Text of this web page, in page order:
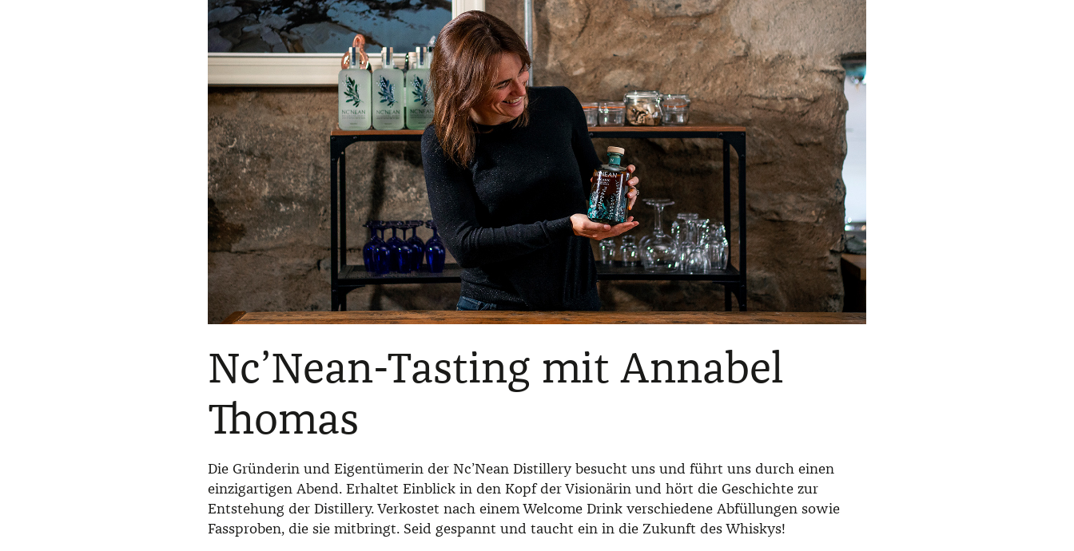
Nc’Nean-Tasting mit Annabel
Thomas
Die Gründerin und Eigentümerin der Nc’Nean Distillery besucht uns und führt uns durch einen
einzigartigen Abend. Erhaltet Einblick in den Kopf der Visionärin und hört die Geschichte zur
Entstehung der Distillery. Verkostet nach einem Welcome Drink verschiedene Abfüllungen sowie
Fassproben, die sie mitbringt. Seid gespannt und taucht ein in die Zukunft des Whiskys!